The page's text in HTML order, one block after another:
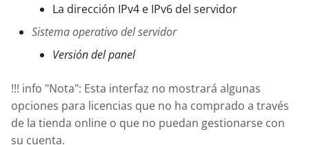
La dirección IPv4 e IPv6 del servidor
Sistema operativo del servidor
Versión del panel
!!! info "Nota": Esta interfaz no mostrará algunas
opciones para licencias que no ha comprado a través
de la tienda online o que no puedan gestionarse con
su cuenta.